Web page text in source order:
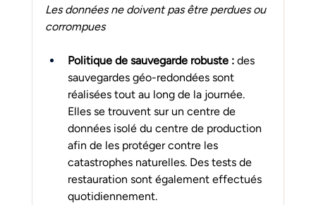
Les données ne doivent pas être perdues ou
corrompues
Politique de sauvegarde robuste : des
sauvegardes géo-redondées sont
réalisées tout au long de la journée.
Elles se trouvent sur un centre de
données isolé du centre de production
afin de les protéger contre les
catastrophes naturelles. Des tests de
restauration sont également effectués
quotidiennement.